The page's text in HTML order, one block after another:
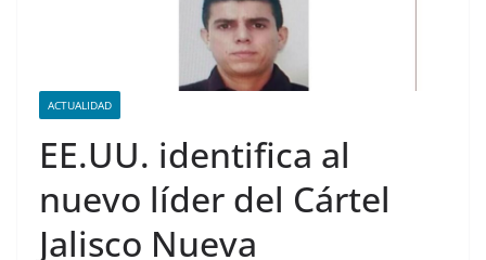
ACTUALIDAD
EE.UU. identifica al
nuevo líder del Cártel
Jalisco Nueva